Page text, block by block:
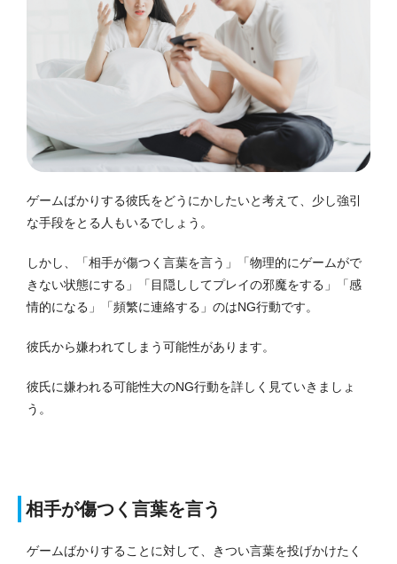
ゲームばかりする彼氏をどうにかしたいと考えて、少し強引
な手段をとる人もいるでしょう。
しかし、「相手が傷つく言葉を言う」「物理的にゲームがで
きない状態にする」「目隠ししてプレイの邪魔をする」「感
情的になる」「頻繁に連絡する」のはNG行動です。
彼氏から嫌われてしまう可能性があります。
彼氏に嫌われる可能性大のNG行動を詳しく見ていきましょ
う。
相手が傷つく言葉を言う
ゲームばかりすることに対して、きつい言葉を投げかけたく